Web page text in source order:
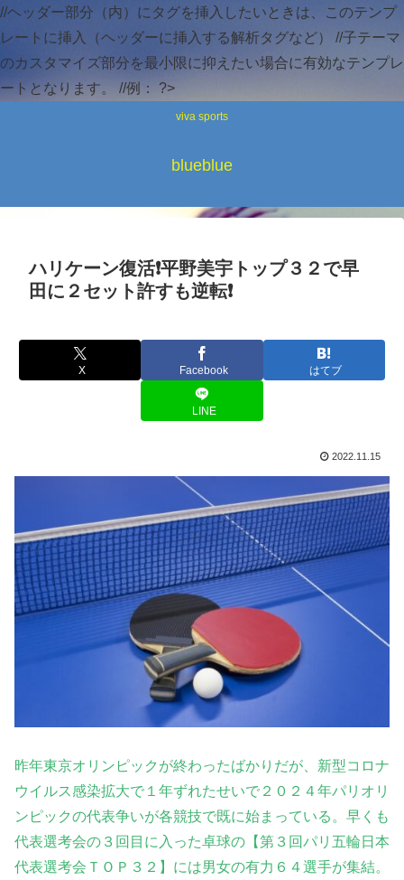
//ヘッダー部分（内）にタグを挿入したいときは、このテンプ
レートに挿入（ヘッダーに挿入する解析タグなど） //子テーマ
のカスタマイズ部分を最小限に抑えたい場合に有効なテンプレ
ートとなります。 //例：
?>
viva sports
blueblue
ハリケーン復活❗平野美宇トップ３２で早
田に２セット許すも逆転❗
X Facebook はてブ
LINE
2022.11.15
昨年東京オリンピックが終わったばかりだが、新型コロナ
ウイルス感染拡大で１年ずれたせいで２０２４年パリオリ
ンピックの代表争いが各競技で既に始まっている。早くも
代表選考会の３回目に入った卓球の【第３回パリ五輪日本
代表選考会ＴＯＰ３２】には男女の有力６４選手が集結。